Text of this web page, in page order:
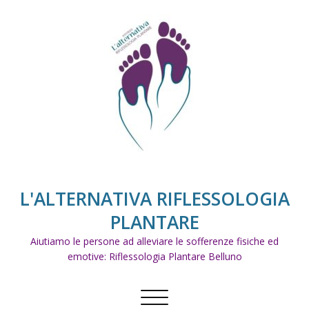
L'ALTERNATIVA RIFLESSOLOGIA
PLANTARE
Aiutiamo le persone ad alleviare le sofferenze fisiche ed
emotive: Riflessologia Plantare Belluno
Commuta